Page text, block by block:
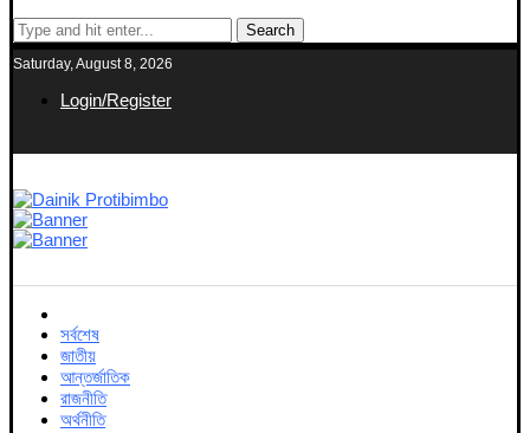
Search
Saturday, August 8, 2026
Login/Register
সর্বশেষ
জাতীয়
আন্তর্জাতিক
রাজনীতি
অর্থনীতি